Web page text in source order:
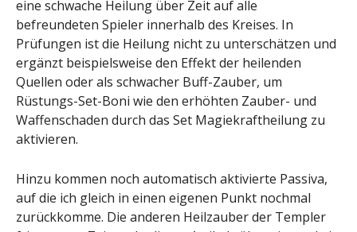
eine schwache Heilung über Zeit auf alle
befreundeten Spieler innerhalb des Kreises. In
Prüfungen ist die Heilung nicht zu unterschätzen und
ergänzt beispielsweise den Effekt der heilenden
Quellen oder als schwacher Buff-Zauber, um
Rüstungs-Set-Boni wie den erhöhten Zauber- und
Waffenschaden durch das Set Magiekraftheilung zu
aktivieren.
Hinzu kommen noch automatisch aktivierte Passiva,
auf die ich gleich in einen eigenen Punkt nochmal
zurückkomme. Die anderen Heilzauber der Templer